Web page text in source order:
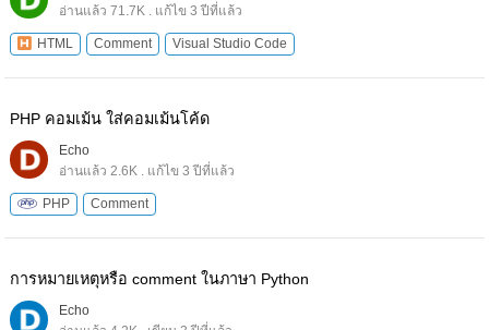
อ่านแล้ว 71.7K . แก้ไข 3 ปีที่แล้ว
HTML Comment Visual Studio Code
PHP คอมเม้น ใส่คอมเม้นโค้ด
Echo
อ่านแล้ว 2.6K . แก้ไข 3 ปีที่แล้ว
PHP Comment
การหมายเหตุหรือ comment ในภาษา Python
Echo